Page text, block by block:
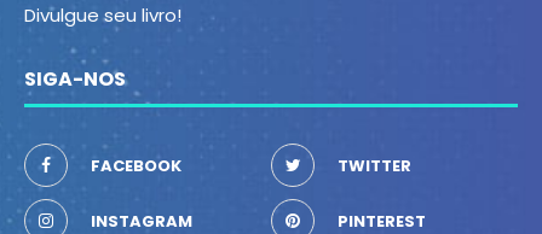
Divulgue seu livro!
SIGA-NOS
FACEBOOK TWITTER
INSTAGRAM PINTEREST